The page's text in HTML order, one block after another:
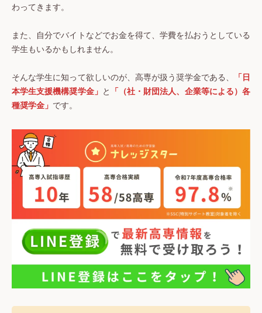
わってきます。
また、自分でバイトなどでお金を得て、学費を払おうとしている
学生もいるかもしれません。
そんな学生に知って欲しいのが、高専が扱う奨学金である、
「日
本学生支援機構奨学金」 と 「（社・財団法人、企業等による）各
種奨学金」 です。